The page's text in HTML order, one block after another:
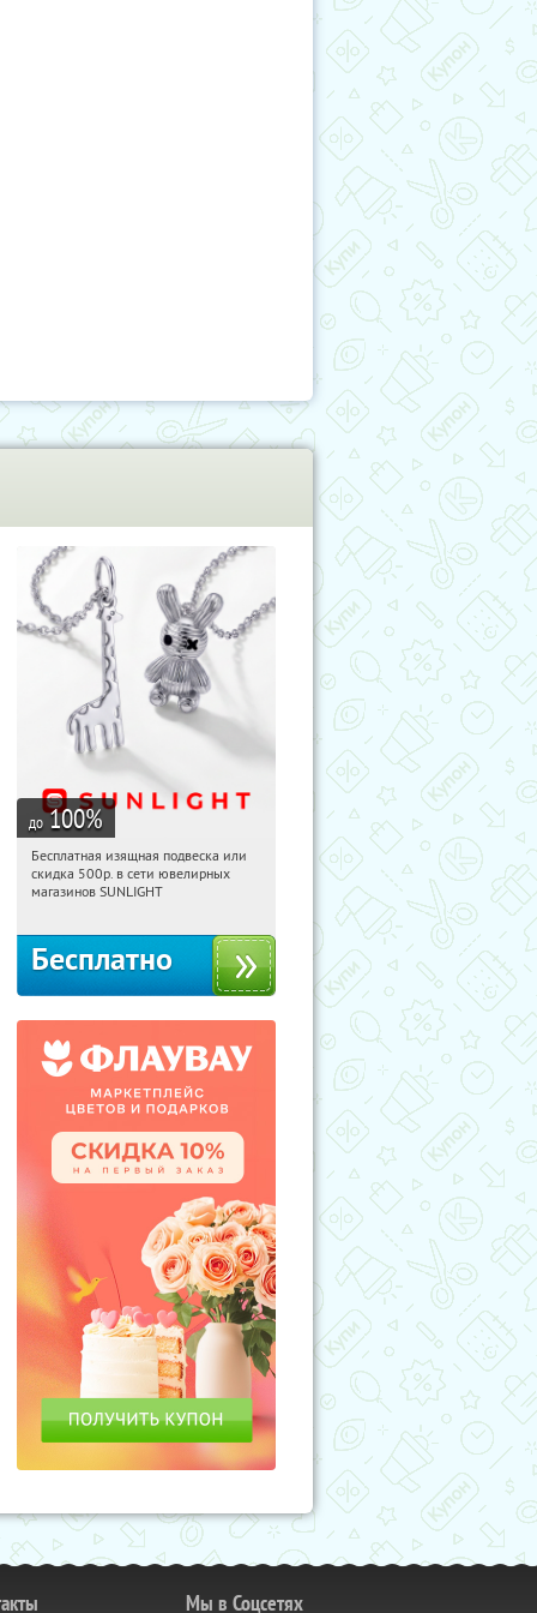
до 100%
03:56:03 Получили:
Россия
Бесплатная изящная подвеска или
скидка 500р. в сети ювелирных
магазинов SUNLIGHT
Бесплатно
Мы в Соцсетях